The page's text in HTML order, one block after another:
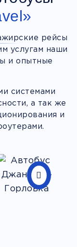
рейсы
услугам наши
и опытные
системами
а так же
и